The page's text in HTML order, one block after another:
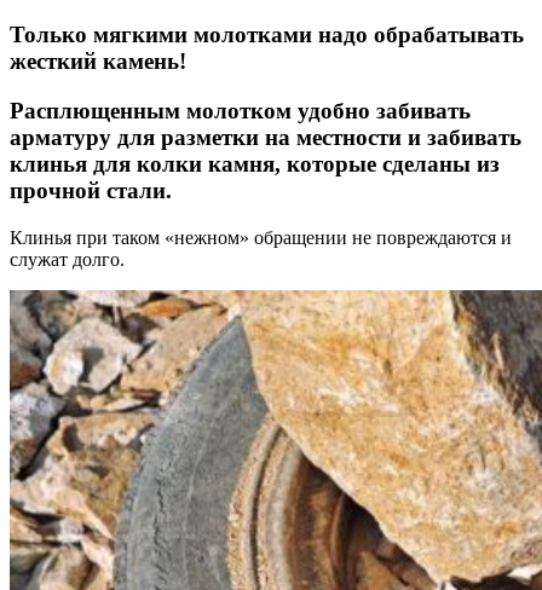
Только мягкими молотками надо обрабатывать
жесткий камень!
Расплющенным молотком удобно забивать
арматуру для разметки на местности и забивать
клинья для колки камня, которые сделаны из
прочной стали.
Клинья при таком «нежном» обращении не повреждаются и
служат долго.